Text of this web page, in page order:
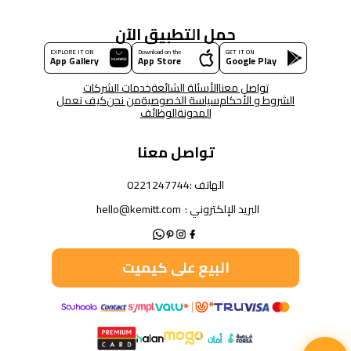
حمل التطبيق الآن
GET IT ON
Google Play
Download on the
App Store
EXPLORE IT ON
App Gallery
تواصل معناالأسئلة الشائعةخدمات الشركات
الشروط و الأحكامسياسة الخصوصيةمن نحنكيف نعمل
المدونةالوظائف
تواصل معنا
الهاتف :0221247744
البريد الإلكتروني : hello@kemitt.com
البيع على كيميت